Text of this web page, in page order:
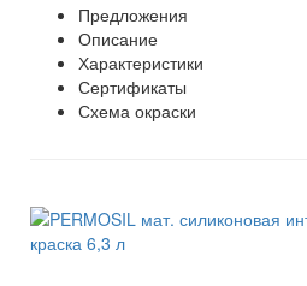
Предложения
Описание
Характеристики
Сертификаты
Схема окраски